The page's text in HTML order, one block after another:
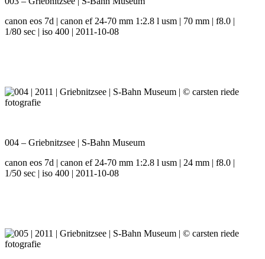
canon eos 7d | canon ef 24-70 mm 1:2.8 l usm | 70 mm | f8.0 |
1/80 sec | iso 400 | 2011-10-08
004 – Griebnitzsee | S-Bahn Museum
canon eos 7d | canon ef 24-70 mm 1:2.8 l usm | 24 mm | f8.0 |
1/50 sec | iso 400 | 2011-10-08